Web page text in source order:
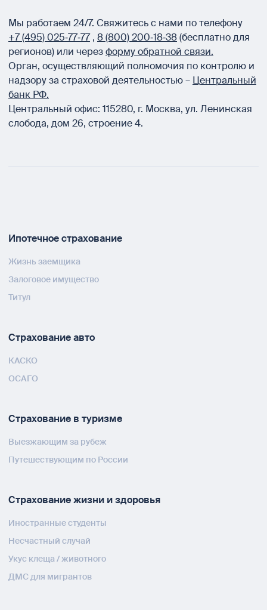
Мы работаем 24/7. Свяжитесь с нами по телефону
+7 (495) 025‑77‑77 , 8 (800) 200‑18‑38(бесплатно для
регионов) или черезформу обратной связи.
Орган, осуществляющий полномочия по контролю и
надзору за страховой деятельностью – Центральный
банк РФ.
Центральный офис: 115280, г. Москва, ул. Ленинская
слобода, дом 26, строение 4.
Ипотечное страхование
Жизнь заемщика
Залоговое имущество
Титул
Страхование авто
КАСКО
ОСАГО
Страхование в туризме
Выезжающим за рубеж
Путешествующим по России
Страхование жизни и здоровья
Иностранные студенты
Несчастный случай
Укус клеща / животного
ДМС для мигрантов